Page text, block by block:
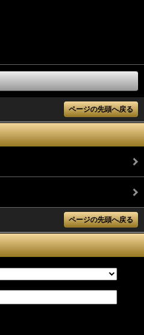
ページの先頭へ戻る
ページの先頭へ戻る